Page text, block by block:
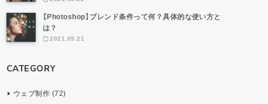
【Photoshop】ブレンド条件って何？具体的な使い方と
は？
2021.05.21
CATEGORY
ウェブ制作 (72)